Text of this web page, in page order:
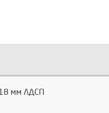
18 мм ЛДСП